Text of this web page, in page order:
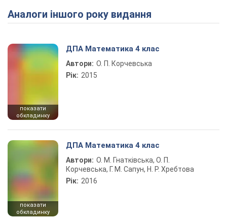
Аналоги іншого року видання
показати
обкладинку
ДПА Математика 4 клас
Автори: О. П. Корчевська
Рік: 2015
показати
обкладинку
ДПА Математика 4 клас
Автори: О. М. Гнатківська, О. П.
Корчевська, Г. М. Сапун, Н. Р. Хребтова
Рік: 2016